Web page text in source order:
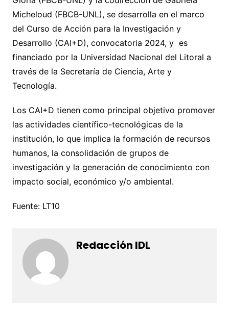
Micheloud (FBCB-UNL), se desarrolla en el marco
del Curso de Acción para la Investigación y
Desarrollo (CAI+D), convocatoria 2024, y es
financiado por la Universidad Nacional del Litoral a
través de la Secretaría de Ciencia, Arte y
Tecnología.
Los CAI+D tienen como principal objetivo promover
las actividades científico-tecnológicas de la
institución, lo que implica la formación de recursos
humanos, la consolidación de grupos de
investigación y la generación de conocimiento con
impacto social, económico y/o ambiental.
Fuente: LT10
Redacción IDL